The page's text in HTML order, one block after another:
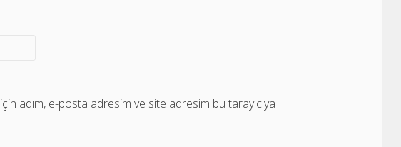
adım, e-posta adresim ve site adresim bu tarayıcıya